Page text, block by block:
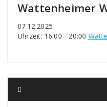
Wattenheimer
07.12.2025
Uhrzeit: 16:00 - 20:00